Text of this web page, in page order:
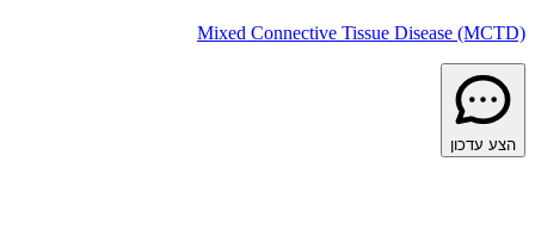
Mixed Connective Tissue Disease (MCTD)
הצע עדכון